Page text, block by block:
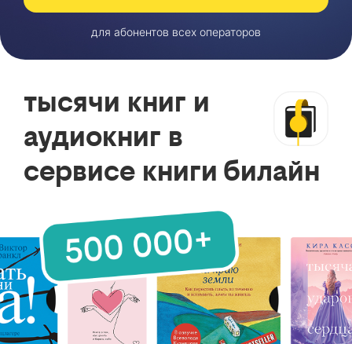
для абонентов всех операторов
тысячи книг и
аудиокниг в
сервисе книги билайн